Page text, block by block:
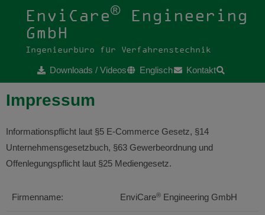
EnviCare®Engineering
GmbH
Ingenieurbüro für Verfahrenstechnik
Downloads / Videos Englisch Kontakt
Impressum
Informationspflicht laut §5 E-Commerce Gesetz, §14
Unternehmensgesetzbuch, §63 Gewerbeordnung und
Offenlegungspflicht laut §25 Mediengesetz.
Firmenname: EnviCare® Engineering GmbH